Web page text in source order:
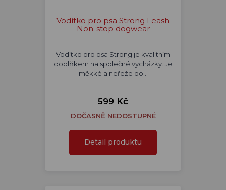
Vodítko pro psa Strong Leash
Non-stop dogwear
Vodítko pro psa Strong je kvalitním
doplňkem na společné vycházky. Je
měkké a neřeže do…
599 Kč
DOČASNĚ NEDOSTUPNÉ
Detail produktu